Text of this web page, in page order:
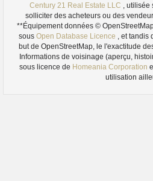
Century 21 Real Estate LLC , utilisée
solliciter des acheteurs ou des
**Équipement données ©
sous Open Database Licence , et tandis
but de OpenStreetMap, le l'exactitude
Informations de voisinage (aperçu,
sous licence de Homeania Corporation
utilisation